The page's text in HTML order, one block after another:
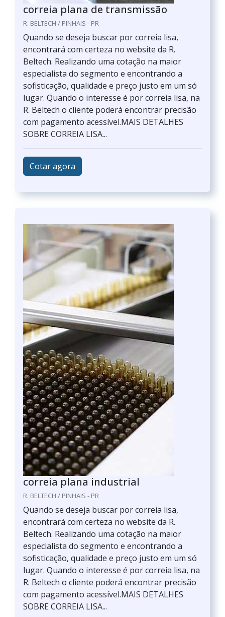
correia plana de transmissão
R. BELTECH / PINHAIS - PR
Quando se deseja buscar por correia lisa,
encontrará com certeza no website da R.
Beltech. Realizando uma cotação na maior
especialista do segmento e encontrando a
sofisticação, qualidade e preço justo em um só
lugar. Quando o interesse é por correia lisa, na
R. Beltech o cliente poderá encontrar precisão
com pagamento acessível.MAIS DETALHES
SOBRE CORREIA LISA...
Cotar agora
correia plana industrial
R. BELTECH / PINHAIS - PR
Quando se deseja buscar por correia lisa,
encontrará com certeza no website da R.
Beltech. Realizando uma cotação na maior
especialista do segmento e encontrando a
sofisticação, qualidade e preço justo em um só
lugar. Quando o interesse é por correia lisa, na
R. Beltech o cliente poderá encontrar precisão
com pagamento acessível.MAIS DETALHES
SOBRE CORREIA LISA...